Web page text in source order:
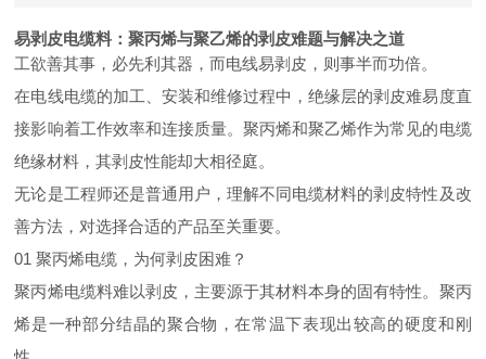
易剥皮电缆料：聚丙烯与聚乙烯的剥皮难题与解决之道
工欲善其事，必先利其器，而电线易剥皮，则事半而功倍。
在电线电缆的加工、安装和维修过程中，绝缘层的剥皮难易度直
接影响着工作效率和连接质量。聚丙烯和聚乙烯作为常见的电缆
绝缘材料，其剥皮性能却大相径庭。
无论是工程师还是普通用户，理解不同电缆材料的剥皮特性及改
善方法，对选择合适的产品至关重要。
01聚丙烯电缆，为何剥皮困难？
聚丙烯电缆料难以剥皮，主要源于其材料本身的固有特性。聚丙
烯是一种部分结晶的聚合物，在常温下表现出较高的硬度和刚